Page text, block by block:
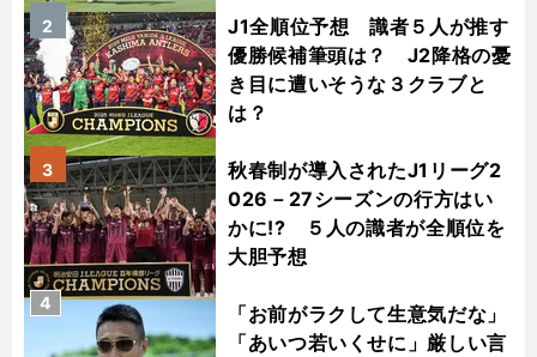
J1全順位予想 識者５人が推す
優勝候補筆頭は？ J2降格の憂
き目に遭いそうな３クラブと
は？
2
秋春制が導入されたJ1リーグ2
026－27シーズンの行方はい
かに!? ５人の識者が全順位を
大胆予想
3
「お前がラクして生意気だな」
「あいつ若いくせに」厳しい言
4